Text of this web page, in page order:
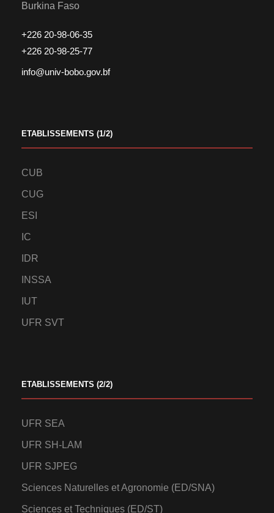
Burkina Faso
+226 20-98-06-35
+226 20-98-25-77
info@univ-bobo.gov.bf
ETABLISSEMENTS (1/2)
CUB
CUG
ESI
IC
IDR
INSSA
IUT
UFR SVT
ETABLISSEMENTS (2/2)
UFR SEA
UFR SH-LAM
UFR SJPEG
Sciences Naturelles et Agronomie (ED/SNA)
Sciences et Techniques (ED/ST)